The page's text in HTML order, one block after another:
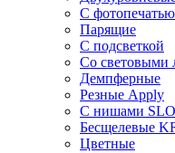
С фотопечатью
Парящие
С подсветкой
Со световыми
Демпферные
Резные Apply
С нишами
Бесщелевые
Цветные